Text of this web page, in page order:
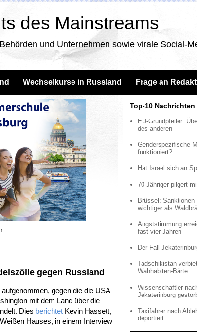
des Mainstreams
und Unternehmen sowie virale Social-
Wechselkurse in Russland Frage an
gegen Russland
gegen die die USA
mit dem Land über die
Dies berichtet Kevin Hassett,
Hauses, in einem Interview
Top-10
EU-Grundpfeiler:
des anderen
Genderspezifische
funktioniert?
Hat Israel sich an
70-Jähriger pilgert
Brüssel: Sanktionen
wichtiger als
Angststimmung
fast vier Jahren
Der Fall
Tadschikistan
Wahhabiten-Bärte
Wissenschaftler
Jekaterinburg
Taxifahrer nach
deportiert